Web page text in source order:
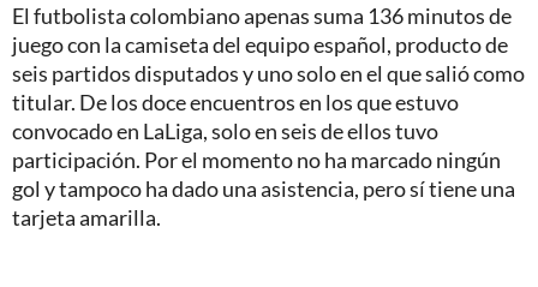
El futbolista colombiano apenas suma 136 minutos de
juego con la camiseta del equipo español, producto de
seis partidos disputados y uno solo en el que salió como
titular. De los doce encuentros en los que estuvo
convocado en LaLiga, solo en seis de ellos tuvo
participación. Por el momento no ha marcado ningún
gol y tampoco ha dado una asistencia, pero sí tiene una
tarjeta amarilla.